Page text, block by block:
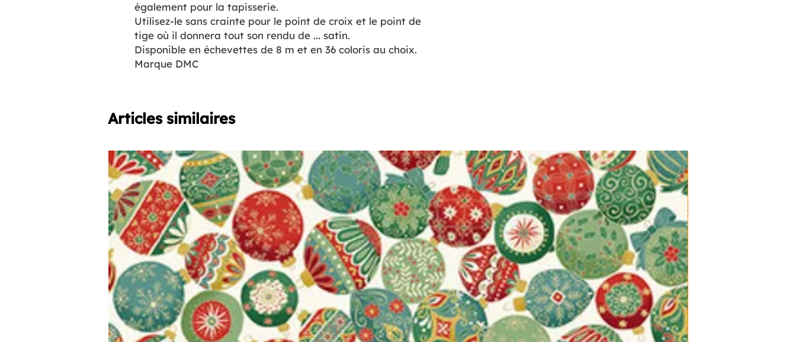
également pour la tapisserie.
Utilisez-le sans crainte pour le point de croix et le point de
tige où il donnera tout son rendu de ... satin.
Disponible en échevettes de 8 m et en 36 coloris au choix.
Marque DMC
Articles similaires